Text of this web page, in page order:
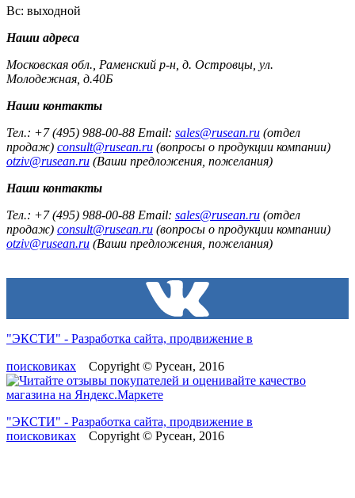
Вс: выходной
Наши адреса
Московская обл., Раменский р-н, д. Островцы, ул.
Молодежная, д.40Б
Наши контакты
Тел.: +7 (495) 988-00-88 Email: sales@rusean.ru (отдел
продаж) consult@rusean.ru (вопросы о продукции компании)
otziv@rusean.ru (Ваши предложения, пожелания)
Наши контакты
Тел.: +7 (495) 988-00-88 Email: sales@rusean.ru (отдел
продаж) consult@rusean.ru (вопросы о продукции компании)
otziv@rusean.ru (Ваши предложения, пожелания)
"ЭКСТИ" - Разработка сайта, продвижение в
поисковиках Copyright © Русеан, 2016
"ЭКСТИ" - Разработка сайта, продвижение в
поисковиках Copyright © Русеан, 2016